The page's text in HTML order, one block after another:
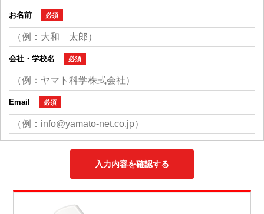
お名前 必須
会社・学校名 必須
Email 必須